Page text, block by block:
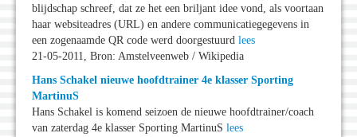
blijdschap schreef, dat ze het een briljant idee vond, als voortaan
haar websiteadres (URL) en andere communicatiegegevens in
een zogenaamde QR code werd doorgestuurd lees
21-05-2011, Bron: Amstelveenweb / Wikipedia
Hans Schakel nieuwe hoofdtrainer 4e klasser Sporting
MartinuS
Hans Schakel is komend seizoen de nieuwe hoofdtrainer/coach
van zaterdag 4e klasser Sporting MartinuS lees